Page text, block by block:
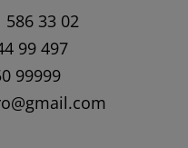
33 02
99 497
99999